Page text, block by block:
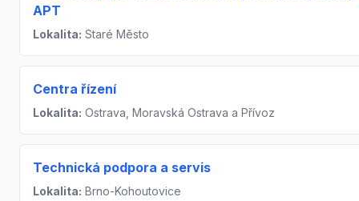
APT
Lokalita: Staré Město
Centra řízení
Lokalita: Ostrava, Moravská Ostrava a Přívoz
Technická podpora a servis
Lokalita: Brno-Kohoutovice